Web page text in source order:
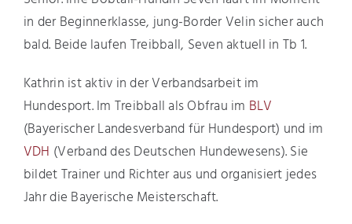
in der Beginnerklasse, jung-Border Velin sicher auch
bald. Beide laufen Treibball, Seven aktuell in Tb 1.
Kathrin ist aktiv in der Verbandsarbeit im
Hundesport. Im Treibball als Obfrau im BLV
(Bayerischer Landesverband für Hundesport) und im
VDH (Verband des Deutschen Hundewesens). Sie
bildet Trainer und Richter aus und organisiert jedes
Jahr die Bayerische Meisterschaft.